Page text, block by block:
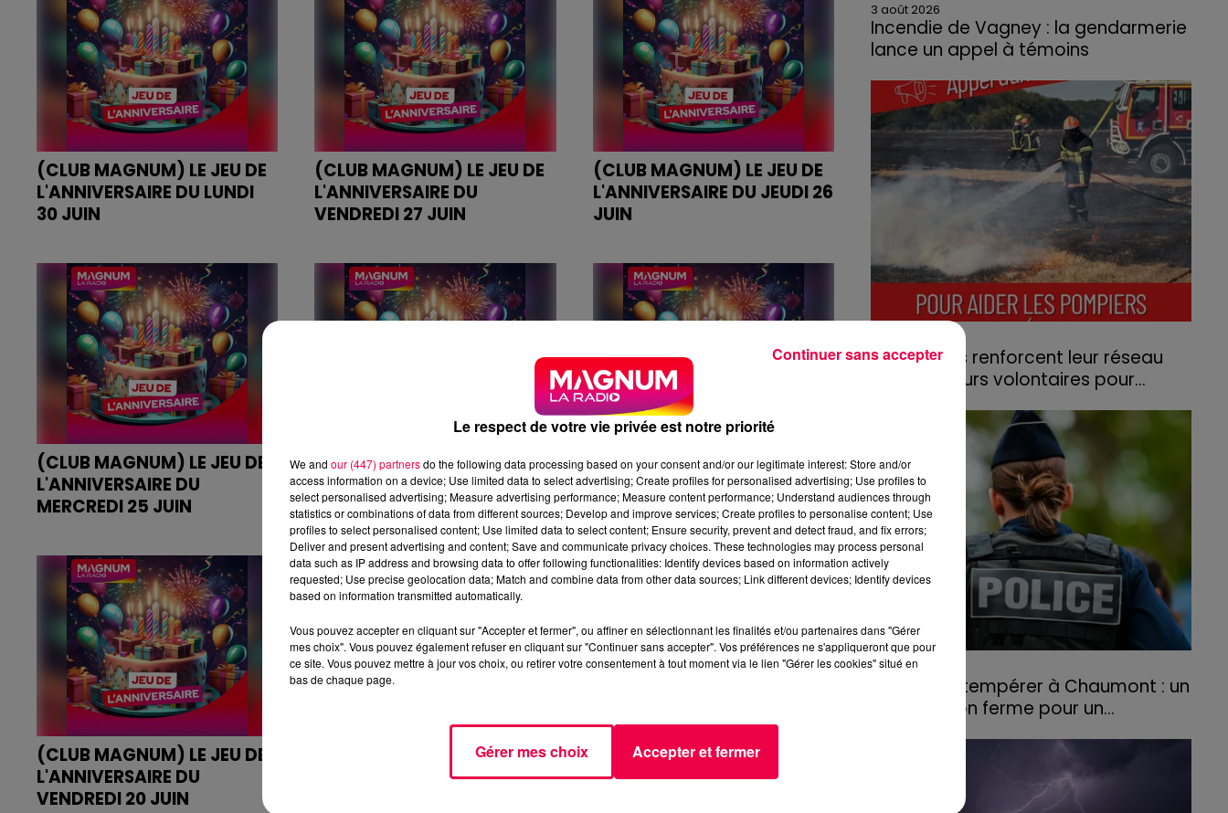
(CLUB MAGNUM) LE JEU DE
L'ANNIVERSAIRE DU LUNDI
30 JUIN
30 JUIN
(CLUB MAGNUM) LE JEU DE
L'ANNIVERSAIRE DU
VENDREDI 27 JUIN
VENDREDI 27 JUIN
(CLUB MAGNUM) LE JEU DE
L'ANNIVERSAIRE DU JEUDI 26
JUIN
26 JUIN
(CLUB MAGNUM) LE JEU DE
L'ANNIVERSAIRE DU
MERCREDI 25 JUIN
MERCREDI 25 JUIN
(CLUB MAGNUM) LE JEU DE
L'ANNIVERSAIRE DU MARDI
24 JUIN
JEU DE L'ANNIVERSAIRE DU MARDI
24 JUIN
(CLUB MAGNUM) LE JEU DE
L'ANNIVERSAIRE DU LUNDI 23
JUIN
JEU DE L'ANNIVERSAIRE DU LUNDI
23 JUIN
(CLUB MAGNUM) LE JEU DE
L'ANNIVERSAIRE DU
VENDREDI 20 JUIN
(CLUB MAGNUM) LE JEU DE
L'ANNIVERSAIRE DU JEUDI 19
(CLUB MAGNUM) LE JEU DE
L'ANNIVERSAIRE DU
3 août 2026
Incendie de Vagney : la gendarmerie
lance un appel à témoins
au quartier résidentiel, avait détruit deux
habitations et contraint à l'évacuation d'une
centaine de personnes.
Les Vosges renforcent leur réseau
d'agriculteurs volontaires pour...
départs de feu, la Chambre d'agriculture
des Vosges a lancé un appel aux
agriculteurs volontaires pour venir en aide...
31 juillet 2026
Refus d'obtempérer à Chaumont : un
an de prison ferme pour un...
l'annulation de son permis et la confiscation
Le respect de votre vie privée est notre priorité
We and our (447) partnersdo the following data processing based on your consent and/or our legitimate interest: Store and/or
access information on a device; Use limited data to select advertising; Create profiles for personalised advertising; Use profiles to
select personalised advertising; Measure advertising performance; Measure content performance; Understand audiences through
statistics or combinations of data from different sources; Develop and improve services; Create profiles to personalise content; Use
profiles to select personalised content; Use limited data to select content; Ensure security, prevent and detect fraud, and fix errors;
Deliver and present advertising and content; Save and communicate privacy choices. These technologies may process personal
data such as IP address and browsing data to offer following functionalities: Identify devices based on information actively
requested; Use precise geolocation data; Match and combine data from other data sources; Link different devices; Identify devices
based on information transmitted automatically.
Vous pouvez accepter en cliquant sur "Accepter et fermer", ou affiner en sélectionnant les finalités et/ou partenaires dans "Gérer
mes choix". Vous pouvez également refuser en cliquant sur "Continuer sans accepter". Vos préférences ne s'appliqueront que pour
ce site. Vous pouvez mettre à jour vos choix, ou retirer votre consentement à tout moment via le lien "Gérer les cookies" situé en
bas de chaque page.
Gérer mes choix Accepter et fermer
Continuer sans accepter